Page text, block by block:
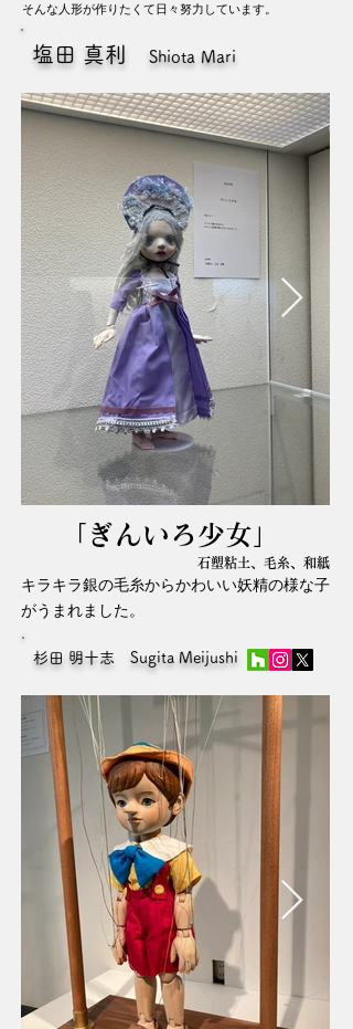
そんな人形が作りたくて日々努力しています。
塩田 真利 Shiota Mari
「ぎんいろ少女」
石塑粘土、毛糸、和紙
キラキラ銀の毛糸からかわいい妖精の様な子
がうまれました。
杉田 明十志 Sugita Meijushi